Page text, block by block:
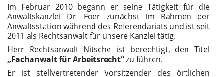
Im Februar 2010 begann er seine Tätigkeit für die
Anwaltskanzlei Dr. Foer zunächst im Rahmen der
Anwaltsstation während des Referendariats und ist seit
2011 als Rechtsanwalt für unsere Kanzlei tätig.
Herr Rechtsanwalt Nitsche ist berechtigt, den Titel
„Fachanwalt für Arbeitsrecht“zu führen.
Er ist stellvertretender Vorsitzender des örtlichen